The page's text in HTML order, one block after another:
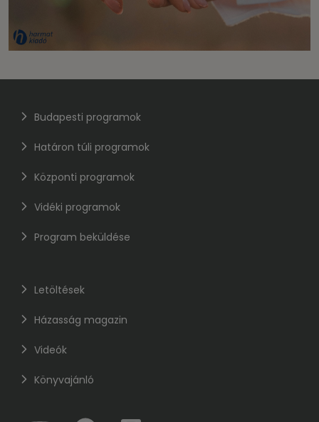
Budapesti programok
Határon túli programok
Központi programok
Vidéki programok
Program beküldése
Letöltések
Házasság magazin
Videók
Könyvajánló